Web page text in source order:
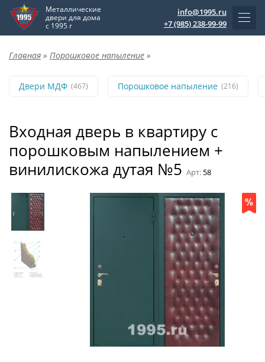
Металлические
двери для дома
с 1995 г
info@1995.ru
+7 (985) 238-99-99
Главная » Порошковое напыление »
Двери МДФ (467) Порошковое напыление (216)
Входная дверь в квартиру с
порошковым напылением +
винилискожа дутая №5 Арт: 58